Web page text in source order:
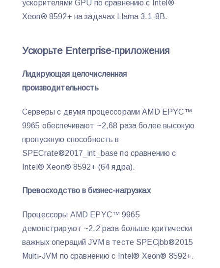
ускорителями GPU по сравнению с Intel®
Xeon® 8592+ на задачах Llama 3.1-8B.
Ускорьте Enterprise-приложения
Лидирующая целочисленная
производительность
Серверы с двумя процессорами AMD EPYC™
9965 обеспечивают ~2,68 раза более высокую
пропускную способность в
SPECrate®2017_int_base по сравнению с
Intel® Xeon® 8592+ (64 ядра).
Превосходство в бизнес-нагрузках
Процессоры AMD EPYC™ 9965
демонстрируют ~2,2 раза больше критически
важных операций JVM в тесте SPECjbb®2015
Multi-JVM по сравнению с Intel® Xeon® 8592+.